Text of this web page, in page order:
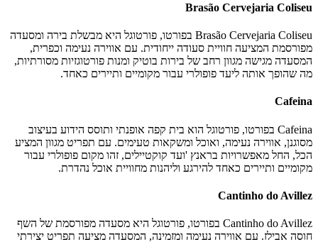
Brasão Cervejaria Coliseu
Brasão Cervejaria Coliseu בפורטו, פורטוגל היא מבשלת בירה ומסעדה
מפורסמת המציעה חוויית סעודה ייחודית. עם אווירה נעימה וכפרית,
המסעדה מגישה מגוון רחב של בירות בוטיק ומנות פורטוגזיות מסורתיות,
מה שהופך אותה ליעד פופולרי עבור מקומיים ותיירים כאחד.
Cafeina
Cafeina בפורטו, פורטוגל הוא בית קפה אופנתי ותוסס הידוע בעיצוב
מסוגנן, אווירה נעימה, ואוכל ומשקאות טעימים. עם תפריט מגוון המציע
הכל, החל מאפשרויות בראנץ 'ועד קוקטיילים, זהו מקום פופולרי עבור
מקומיים ותיירים כאחד להירגע וליהנות מחוויית אוכל נהדרת.
Cantinho do Avillez
Cantinho do Avillez בפורטו, פורטוגל היא מסעדה מפורסמת של השף
חוסה אבילז. עם אווירה נעימה ומזמינה, המסעדה מציעה תפריט יצירתי